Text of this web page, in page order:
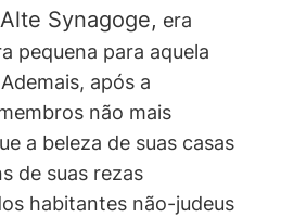
Alte Synagoge, era
pequena para aquela
após a
não mais
a beleza de suas casas
de suas rezas
habitantes não-judeus